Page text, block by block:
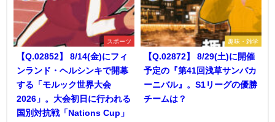
スポーツ
【Q.02852】 8/14(金)にフィ
ンランド・ヘルシンキで開幕
する「モルック世界大会
2026」。大会初日に行われる
国別対抗戦「Nations Cup」
趣味・雑学
【Q.02872】 8/29(土)に開催
予定の『第41回浅草サンバカ
ーニバル』。S1リーグの優勝
チームは？